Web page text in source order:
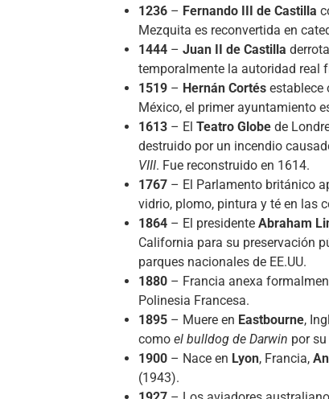
1236 – Fernando III de Castilla
Mezquita es reconvertida en
1444 – Juan II de Castilla
temporalmente la autoridad real
1519 – Hernán Cortés establece
México, el primer ayuntamiento
1613 – El Teatro Globe de
destruido por un incendio
VIII. Fue reconstruido en 1614.
1767 – El Parlamento británico
vidrio, plomo, pintura y té en las
1864 – El presidente Abraham
California para su preservación
parques nacionales de EE.UU.
1880 – Francia anexa
Polinesia Francesa.
1895 – Muere en Eastbourne,
como el bulldog de Darwin por
1900 – Nace en Lyon, Francia,
(1943).